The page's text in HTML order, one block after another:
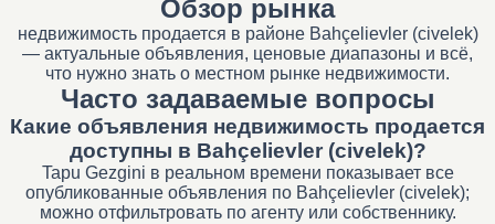
Обзор рынка
недвижимость продается в районе Bahçelievler (civelek)
— актуальные объявления, ценовые диапазоны и всё,
что нужно знать о местном рынке недвижимости.
Часто задаваемые вопросы
Какие объявления недвижимость продается
доступны в Bahçelievler (civelek)?
Tapu Gezgini в реальном времени показывает все
опубликованные объявления по Bahçelievler (civelek);
можно отфильтровать по агенту или собственнику.